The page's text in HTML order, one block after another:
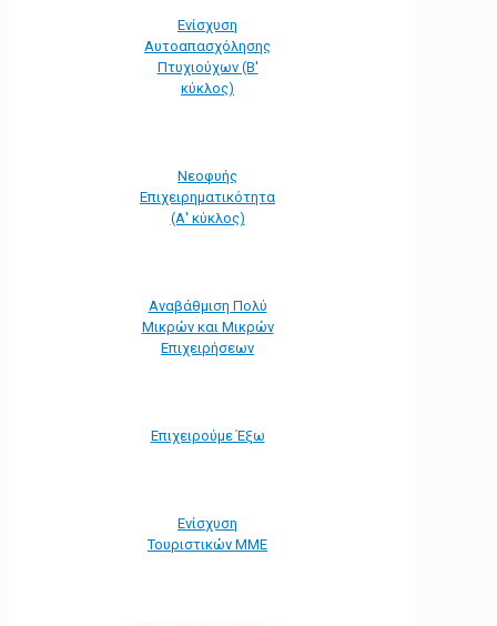
Ενίσχυση
Αυτοαπασχόλησης
Πτυχιούχων (Β'
κύκλος)
Νεοφυής
Επιχειρηματικότητα
(Α' κύκλος)
Αναβάθμιση Πολύ
Μικρών και Μικρών
Επιχειρήσεων
Επιχειρούμε Έξω
Ενίσχυση
Τουριστικών ΜΜΕ